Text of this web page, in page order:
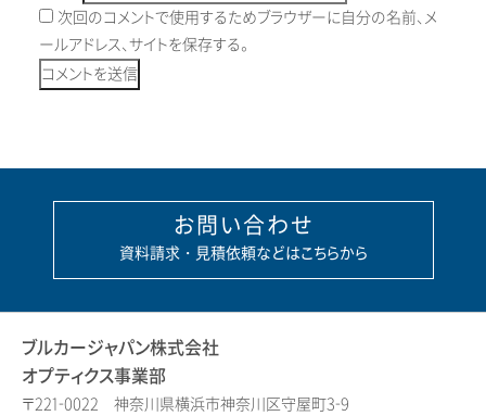
次回のコメントで使用するためブラウザーに自分の名前、メ
ールアドレス、サイトを保存する。
お問い合わせ
資料請求・見積依頼などはこちらから
ブルカージャパン株式会社
オプティクス事業部
〒221-0022 神奈川県横浜市神奈川区守屋町3-9